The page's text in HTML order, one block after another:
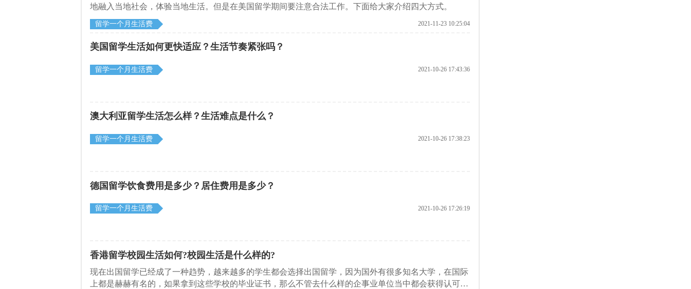
地融入当地社会，体验当地生活。但是在美国留学期间要注意合法工作。下面给大家介绍四大方式。
留学一个月生活费 2021-11-23 10:25:04
美国留学生活如何更快适应？生活节奏紧张吗？
留学一个月生活费 2021-10-26 17:43:36
澳大利亚留学生活怎么样？生活难点是什么？
留学一个月生活费 2021-10-26 17:38:23
德国留学饮食费用是多少？居住费用是多少？
留学一个月生活费 2021-10-26 17:26:19
香港留学校园生活如何?校园生活是什么样的?
现在出国留学已经成了一种趋势，越来越多的学生都会选择出国留学，因为国外有很多知名大学，在国际
上都是赫赫有名的，如果拿到这些学校的毕业证书，那么不管去什么样的企事业单位当中都会获得认可，